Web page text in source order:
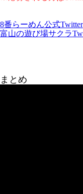
8番らーめん公式Twitter
富山の遊び場サクラ
まとめ